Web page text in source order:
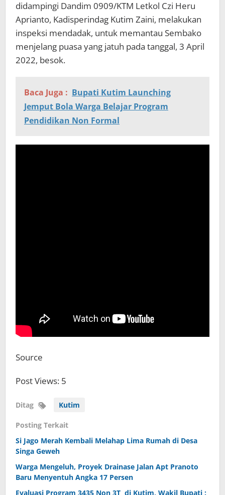
didampingi Dandim 0909/KTM Letkol Czi Heru
Aprianto, Kadisperindag Kutim Zaini, melakukan
inspeksi mendadak, untuk memantau Sembako
menjelang puasa yang jatuh pada tanggal, 3 April
2022, besok.
Baca Juga : Bupati Kutim Launching
Jemput Bola Warga Belajar Program
Pendidikan Non Formal
Source
Post Views: 5
Ditag Kutim
Posting Terkait
Si Jago Merah Kembali Melahap Lima Rumah di Desa
Singa Geweh
Warga Mengeluh, Proyek Drainase Jalan Apt Pranoto
Baru Menyentuh Angka 17 Persen
Evaluasi Program 3435 Non 3T di Kutim, Wakil Bupati :